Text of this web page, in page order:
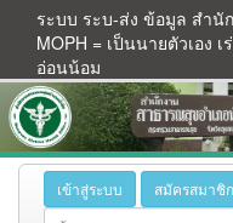
ระบบ ระบ-ส่ง ข้อมูล สำ
MOPH = เป็นนายตัวเอง
อ่อนน้อม
เข้าสู่ระบบ สมัครสมาชิก